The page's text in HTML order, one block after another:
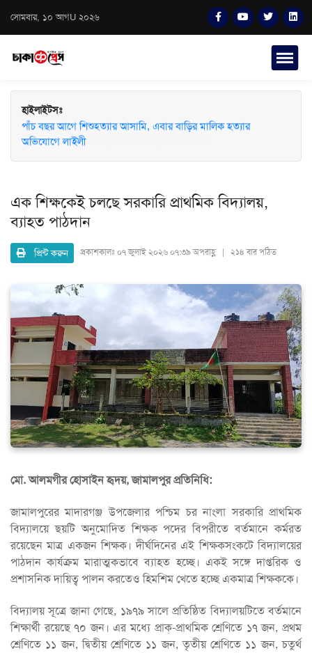
সোমবার, ১০ আগU ২০২৬
হাইলাইটসঃ
পাঁচ বছর আগে শিশুহত্যার আসামি, এবার বাড়ির মালিক হত্যার
অভিযোগে লাইলী
এক শিক্ষকেই চলছে সরকারি প্রাথমিক বিদ্যালয়,
ব্যাহত পাঠদান
প্রিন্ট করুন প্রকাশকালঃ ০৭ জুলাই ২০২৬ ০৭:৩৯ অপরাহ্ণ | ২১৪ বার পঠিত
মো. আলমগীর হোসাইন হৃদয়, জামালপুর প্রতিনিধি:
জামালপুরের মাদারগঞ্জ উপজেলার পশ্চিম চর নাংলা সরকারি প্রাথমিক
বিদ্যালয়ে ছয়টি অনুমোদিত শিক্ষক পদের বিপরীতে বর্তমানে কর্মরত
রয়েছেন মাত্র একজন শিক্ষক। দীর্ঘদিনের এই শিক্ষকসংকটে বিদ্যালয়ের
পাঠদান কার্যক্রম মারাত্মকভাবে ব্যাহত হচ্ছে। একই সঙ্গে দাপ্তরিক ও
প্রশাসনিক দায়িত্ব পালন করতেও হিমশিম খেতে হচ্ছে একমাত্র শিক্ষককে।
বিদ্যালয় সূত্রে জানা গেছে, ১৯৭৯ সালে প্রতিষ্ঠিত বিদ্যালয়টিতে বর্তমানে
শিক্ষার্থী রয়েছে ৭০ জন। এর মধ্যে প্রাক্-প্রাথমিক শ্রেণিতে ১৭ জন, প্রথম
শ্রেণিতে ১১ জন, দ্বিতীয় শ্রেণিতে ১১ জন, তৃতীয় শ্রেণিতে ১১ জন, চতুর্থ